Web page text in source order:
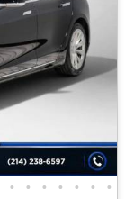
• • • • • • •